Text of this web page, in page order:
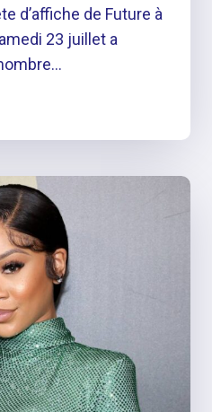
d’affiche de Future à
23 juillet a